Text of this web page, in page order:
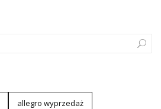
allegro wyprzedaż